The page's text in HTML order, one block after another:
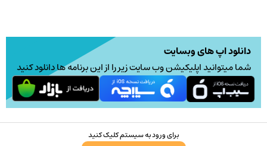
دانلود اپ های وبسایت
شما میتوانید اپلیکیشن وب سایت زیر را از این برنامه ها دانلود کنید
برای ورود به سیستم کلیک کنید